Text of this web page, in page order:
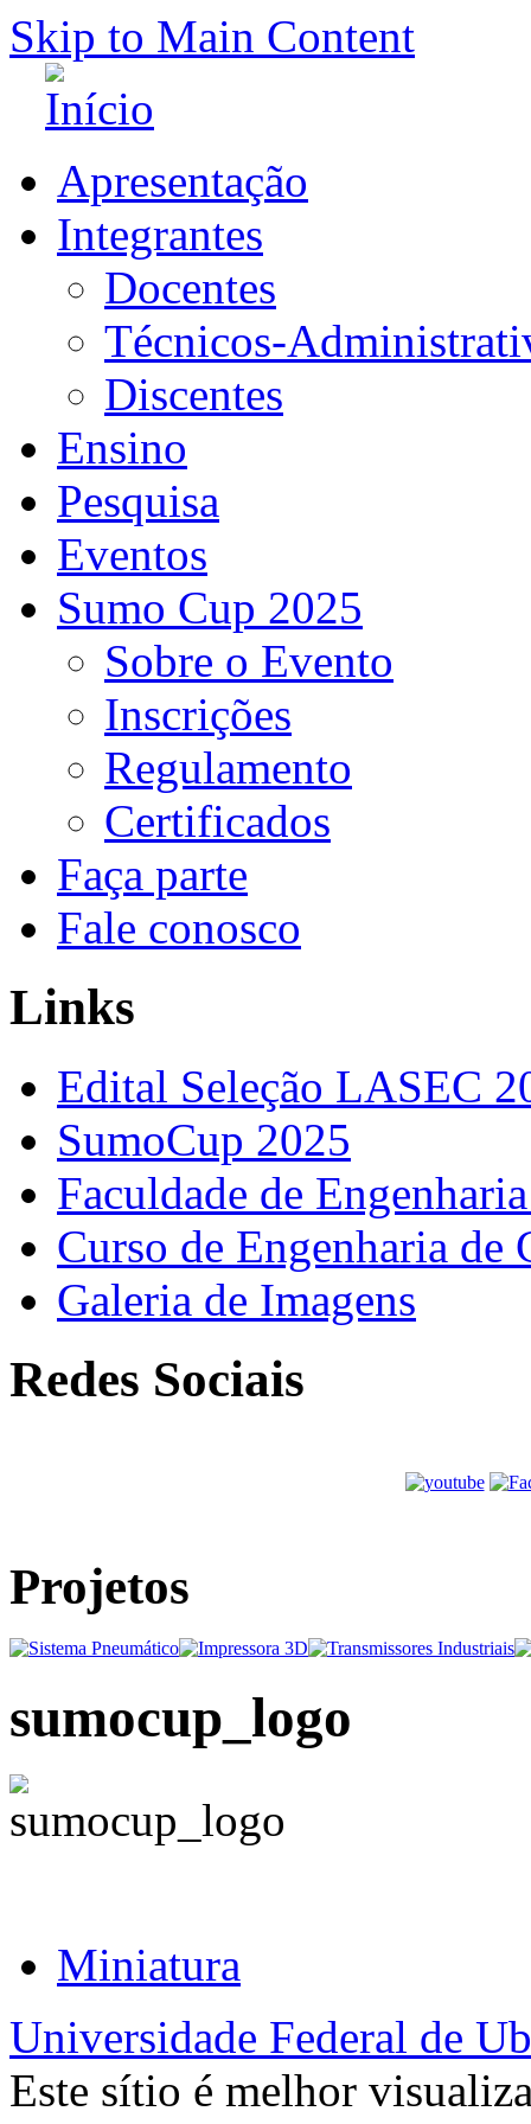
Skip to Main Content
Apresentação
Integrantes
Docentes
Técnicos-
Discentes
Ensino
Pesquisa
Eventos
Sumo Cup 2025
Sobre o Evento
Inscrições
Regulamento
Certificados
Faça parte
Fale conosco
Links
Edital Seleção LASEC
SumoCup 2025
Faculdade de
Curso de Engenharia
Galeria de Imagens
Redes Sociais
Projetos
sumocup_logo
Miniatura
Universidade Federal de
Este sítio é melhor